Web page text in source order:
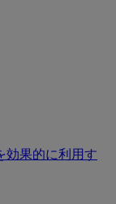
効果的に利用す